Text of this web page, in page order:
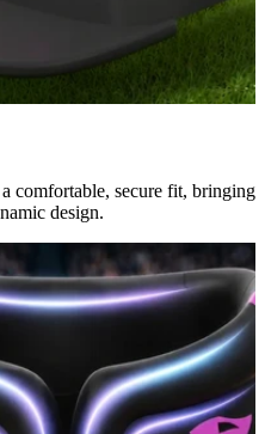
comfortable, secure fit, bringing
design.